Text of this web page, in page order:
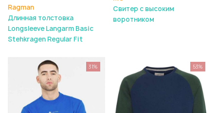
Ragman
Длинная толстовка
Longsleeve Langarm Basic
Stehkragen Regular Fit
Свитер с высоким
воротником
31% 53%